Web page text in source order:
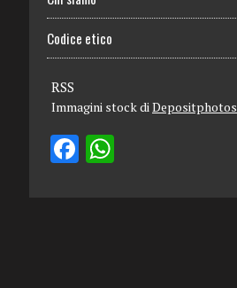
Codice etico
RSS
Immagini stock diDepositphotos